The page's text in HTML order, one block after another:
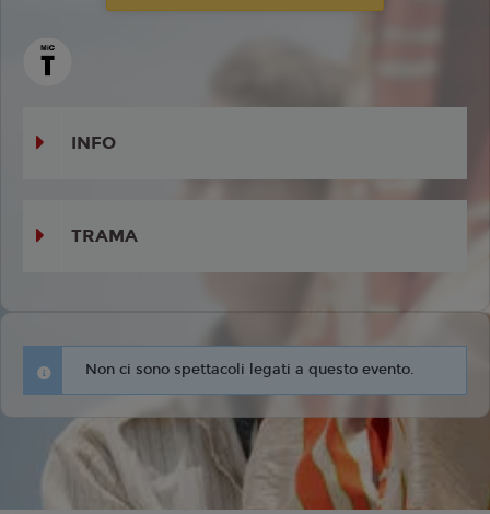
INFO
TRAMA
Non ci sono spettacoli legati a questo evento.